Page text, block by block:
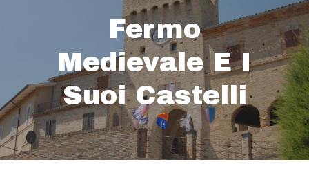
Fermo
Medievale E I
Suoi Castelli